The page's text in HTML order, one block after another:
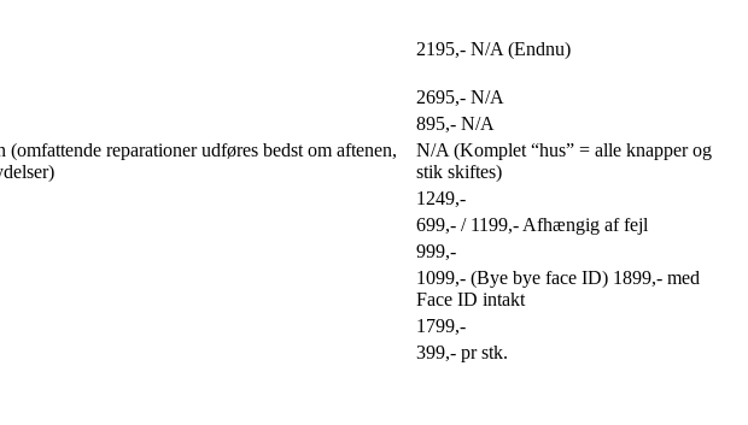
2195,- N/A (Endnu)
2695,- N/A
895,- N/A
(omfattende reparationer udføres bedst om aftenen,
N/A (Komplet “hus” = alle knapper og
stik skiftes)
1249,-
699,- / 1199,- Afhængig af fejl
999,-
1099,- (Bye bye face ID) 1899,- med
Face ID intakt
1799,-
399,- pr stk.